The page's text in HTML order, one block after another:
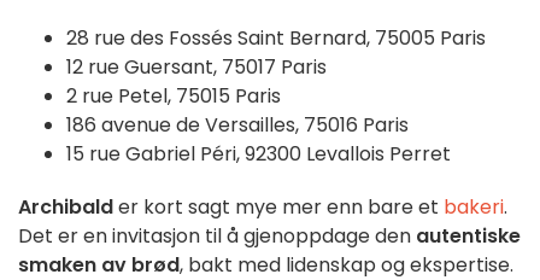
28 rue des Fossés Saint Bernard, 75005 Paris
12 rue Guersant, 75017 Paris
2 rue Petel, 75015 Paris
186 avenue de Versailles, 75016 Paris
15 rue Gabriel Péri, 92300 Levallois Perret
Archibalder kort sagt mye mer enn bare et bakeri.
Det er en invitasjon til å gjenoppdage den autentiske
smaken av brød, bakt med lidenskap og ekspertise.